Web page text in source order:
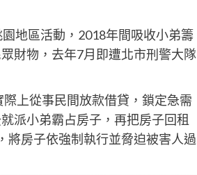
地區活動，2018年間吸收小弟籌
財物，去年7月即遭北市刑警大隊
上從事民間放款借貸，鎖定急需
派小弟霸占房子，再把房子回租
將房子依強制執行並脅迫被害人過